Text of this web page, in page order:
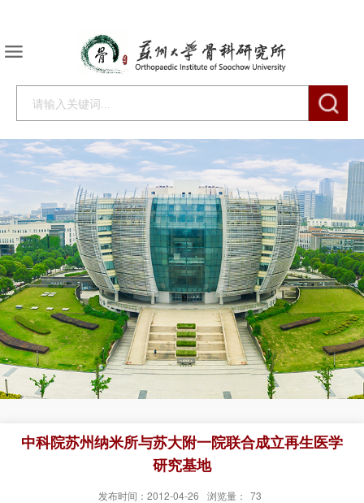
中科院苏州纳米所与苏大附一院联合成立再生医学
研究基地
发布时间：2012-04-26 浏览量： 73